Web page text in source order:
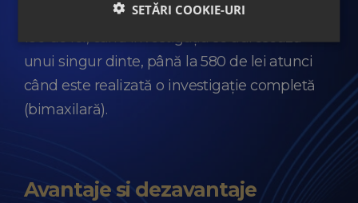
tomografii computerizatepoate varia de la
unui singur dinte, până la 580 de lei atunci
când este realizată o investigație completă
(bimaxilară).
Avantaje si dezavantaje
SETĂRI COOKIE-URI